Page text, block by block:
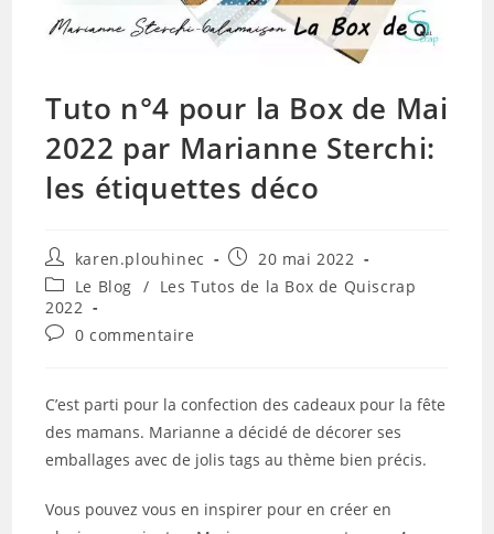
Tuto n°4 pour la Box de Mai
2022 par Marianne Sterchi:
les étiquettes déco
Auteur/autrice
de
la
publication :
karen.plouhinec
Publication
publiée :
20 mai 2022
Post
category:
Le Blog / Les Tutos de la Box de Quiscrap
2022
Commentaires
publication :
0 commentaire
C’est parti pour la confection des cadeaux pour la fête
des mamans. Marianne a décidé de décorer ses
emballages avec de jolis tags au thème bien précis.
Vous pouvez vous en inspirer pour en créer en